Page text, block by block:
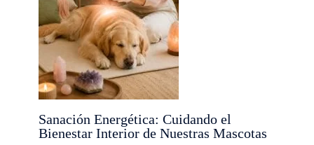
Sanación Energética: Cuidando el
Bienestar Interior de Nuestras Mascotas